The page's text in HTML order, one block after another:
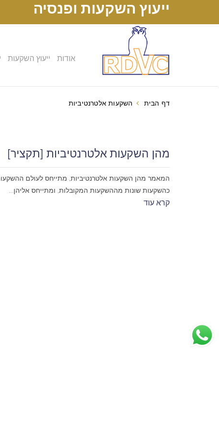
ייעוץ השקעות ופנסיה
אודות ייעוץ השקעות
דף הבית השקעות אלטרנטיביות
מהן השקעות אלטרנטיביות [תקציר]
המאמר מהן השקעות אלטרנטיביות, מתייחס לעולם
כהשקעות שונות מההשקעות המקובלות, ומתייחס אליהן...
קרא עוד